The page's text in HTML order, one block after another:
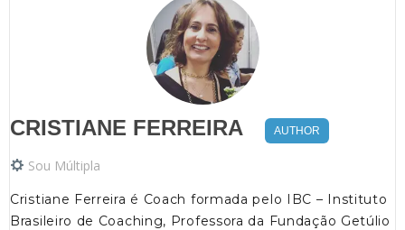
CRISTIANE FERREIRA AUTHOR
Sou Múltipla
Cristiane Ferreira é Coach formada pelo IBC – Instituto
Brasileiro de Coaching, Professora da Fundação Getúlio